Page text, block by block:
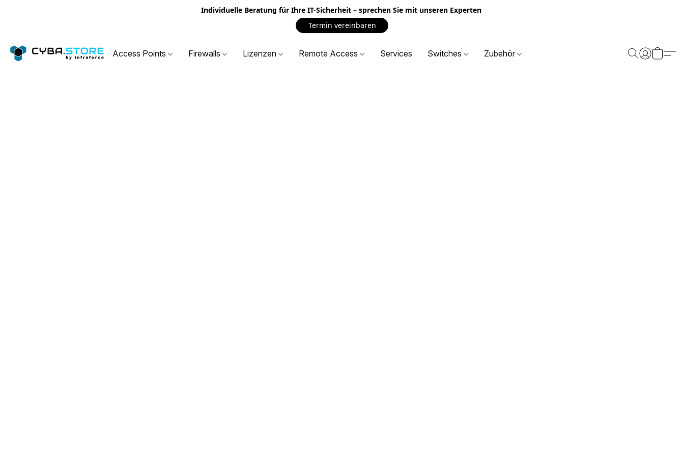
Individuelle Beratung für Ihre IT-Sicherheit – sprechen Sie mit unseren Experten
Termin vereinbaren
Access Points Firewalls Lizenzen Remote Access Services Switches Zubehör